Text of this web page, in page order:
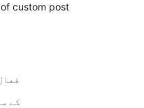
custom post
6.9.5